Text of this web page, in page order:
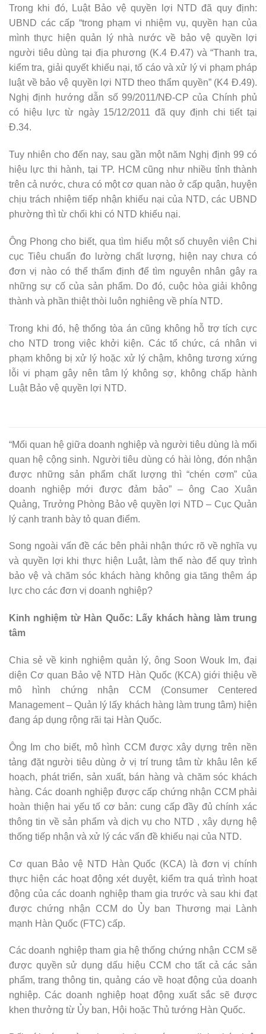
Trong khi đó, Luật Bảo vệ quyền lợi NTD đã quy định:
UBND các cấp “trong phạm vi nhiệm vụ, quyền hạn của
mình thực hiện quản lý nhà nước về bảo vệ quyền lợi
người tiêu dùng tại địa phương (K.4 Đ.47) và “Thanh tra,
kiểm tra, giải quyết khiếu nại, tố cáo và xử lý vi phạm pháp
luật về bảo vệ quyền lợi NTD theo thẩm quyền” (K4 Đ.49).
Nghị định hướng dẫn số 99/2011/NĐ-CP của Chính phủ
có hiệu lực từ ngày 15/12/2011 đã quy định chi tiết tại
Đ.34.
Tuy nhiên cho đến nay, sau gần một năm Nghị định 99 có
hiệu lực thi hành, tại TP. HCM cũng như nhiều tỉnh thành
trên cả nước, chưa có một cơ quan nào ở cấp quận, huyện
chịu trách nhiệm tiếp nhận khiếu nại của NTD, các UBND
phường thì từ chối khi có NTD khiếu nại.
Ông Phong cho biết, qua tìm hiểu một số chuyên viên Chi
cục Tiêu chuẩn đo lường chất lượng, hiện nay chưa có
đơn vị nào có thể thẩm định để tìm nguyên nhân gây ra
những sự cố của sản phẩm. Do đó, cuộc hòa giải không
thành và phần thiệt thòi luôn nghiêng về phía NTD.
Trong khi đó, hệ thống tòa án cũng không hỗ trợ tích cực
cho NTD trong việc khởi kiện. Các tổ chức, cá nhân vi
phạm không bị xử lý hoặc xử lý chậm, không tương xứng
lỗi vi phạm gây nên tâm lý không sợ, không chấp hành
Luật Bảo vệ quyền lợi NTD.
“Mối quan hệ giữa doanh nghiệp và người tiêu dùng là mối
quan hệ cộng sinh. Người tiêu dùng có hài lòng, đón nhận
được những sản phẩm chất lượng thì “chén cơm” của
doanh nghiệp mới được đảm bảo” – ông Cao Xuân
Quảng, Trưởng Phòng Bảo vệ quyền lợi NTD – Cục Quản
lý cạnh tranh bày tỏ quan điểm.
Song ngoài vấn đề các bên phải nhận thức rõ về nghĩa vụ
và quyền lợi khi thực hiện Luật, làm thế nào để quy trình
bảo vệ và chăm sóc khách hàng không gia tăng thêm áp
lực cho các đơn vị doanh nghiệp?
Kinh nghiệm từ Hàn Quốc: Lấy khách hàng làm trung
tâm
Chia sẻ về kinh nghiệm quản lý, ông Soon Wouk Im, đại
diện Cơ quan Bảo vệ NTD Hàn Quốc (KCA) giới thiệu về
mô hình chứng nhận CCM (Consumer Centered
Management – Quản lý lấy khách hàng làm trung tâm) hiện
đang áp dụng rộng rãi tại Hàn Quốc.
Ông Im cho biết, mô hình CCM được xây dựng trên nền
tảng đặt người tiêu dùng ở vị trí trung tâm từ khâu lên kế
hoạch, phát triển, sản xuất, bán hàng và chăm sóc khách
hàng. Các doanh nghiệp được cấp chứng nhận CCM phải
hoàn thiện hai yếu tố cơ bản: cung cấp đầy đủ chính xác
thông tin về sản phẩm và dịch vụ cho NTD , xây dựng hệ
thống tiếp nhận và xử lý các vấn đề khiếu nại của NTD.
Cơ quan Bảo vệ NTD Hàn Quốc (KCA) là đơn vị chính
thực hiện các hoạt động xét duyệt, kiểm tra quá trình hoạt
động của các doanh nghiệp tham gia trước và sau khi đạt
được chứng nhận CCM do Ủy ban Thương mại Lành
mạnh Hàn Quốc (FTC) cấp.
Các doanh nghiệp tham gia hệ thống chứng nhận CCM sẽ
được quyền sử dụng dấu hiệu CCM cho tất cả các sản
phẩm, trang thông tin, quảng cáo về hoạt động của doanh
nghiệp. Các doanh nghiệp hoạt động xuất sắc sẽ được
khen thưởng từ Ủy ban, Hội hoặc Thủ tướng Hàn Quốc.